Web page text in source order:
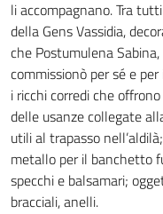
li accompagnano. Tra
della Gens Vassidia,
che Postumulena
commissionò per sé e
i ricchi corredi che
delle usanze collegate
utili al trapasso
metallo per il banchetto
specchi e balsamari;
bracciali, anelli.